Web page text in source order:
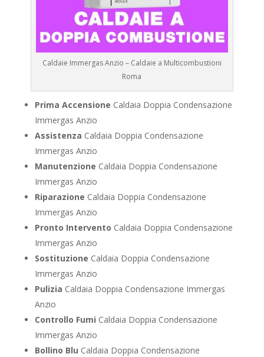
Caldaie Immergas Anzio – Caldaie a Multicombustioni
Roma
Prima Accensione Caldaia Doppia Condensazione
Immergas Anzio
Assistenza Caldaia Doppia Condensazione
Immergas Anzio
Manutenzione Caldaia Doppia Condensazione
Immergas Anzio
Riparazione Caldaia Doppia Condensazione
Immergas Anzio
Pronto Intervento Caldaia Doppia Condensazione
Immergas Anzio
Sostituzione Caldaia Doppia Condensazione
Immergas Anzio
Pulizia Caldaia Doppia Condensazione Immergas
Anzio
Controllo Fumi Caldaia Doppia Condensazione
Immergas Anzio
Bollino Blu Caldaia Doppia Condensazione